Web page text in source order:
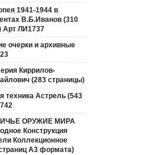
1941-1944 в
В.Б.Иванов (310
Арт ЛИ1737
очерки и архивные
Киррилов-
(283 страницы)
техника Астрель (543
ОРУЖИЕ МИРА
Конструкция
Коллекционное
А3 формата)